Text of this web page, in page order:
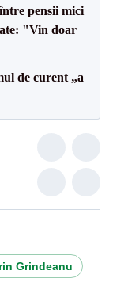
pensii mici
"Vin doar
de curent „a
Grindeanu